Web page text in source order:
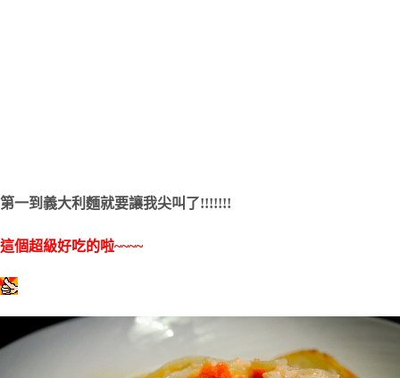
第一到義大利麵就要讓我尖叫了!!!!!!!
這個超級好吃的啦~~~~